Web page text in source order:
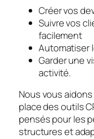
Créer vos
Suivre vos
facilement
Automatiser
Garder une
activité.
Nous vous
place des outils
pensés pour les
structures et